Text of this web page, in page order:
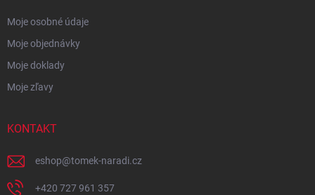
Moje osobné údaje
Moje objednávky
Moje doklady
Moje zľavy
KONTAKT
eshop@tomek-naradi.cz
+420 727 961 357